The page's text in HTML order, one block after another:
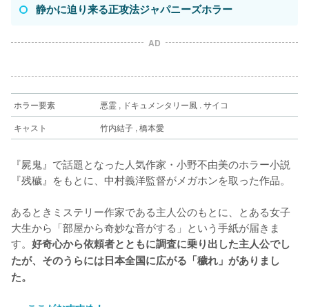
静かに迫り来る正攻法ジャパニーズホラー
AD
ホラー要素
悪霊 , ドキュメンタリー風 . サイコ
キャスト
竹内結子 , 橋本愛
『屍鬼』で話題となった人気作家・小野不由美のホラー小説
『残穢』をもとに、中村義洋監督がメガホンを取った作品。
あるときミステリー作家である主人公のもとに、とある女子
大生から「部屋から奇妙な音がする」という手紙が届きま
す。 好奇心から依頼者とともに調査に乗り出した主人公でし
たが、そのうらには日本全国に広がる「穢れ」がありまし
た。